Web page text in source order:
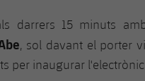
darrers 15 minuts
, sol davant el porter
per inaugurar